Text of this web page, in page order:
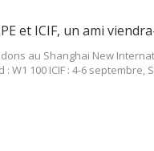
et ICIF, un ami
au Shanghai New
: W1 100 ICIF : 4-6 septembre,